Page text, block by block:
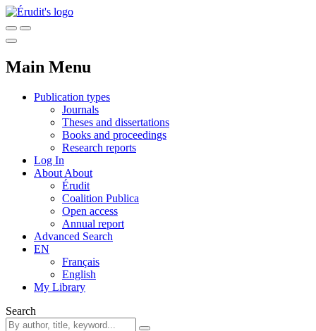
Main Menu
Publication types
Journals
Theses and dissertations
Books and proceedings
Research reports
Log In
About About
Érudit
Coalition Publica
Open access
Annual report
Advanced Search
EN
Français
English
My Library
Search